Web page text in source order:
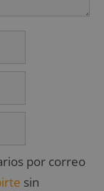
por correo
sin